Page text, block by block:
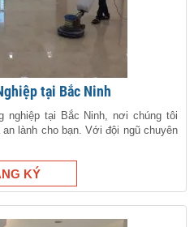
tại Bắc Ninh
nghiệp tại Bắc Ninh, nơi chúng tôi
lành cho bạn. Với đội ngũ chuyên